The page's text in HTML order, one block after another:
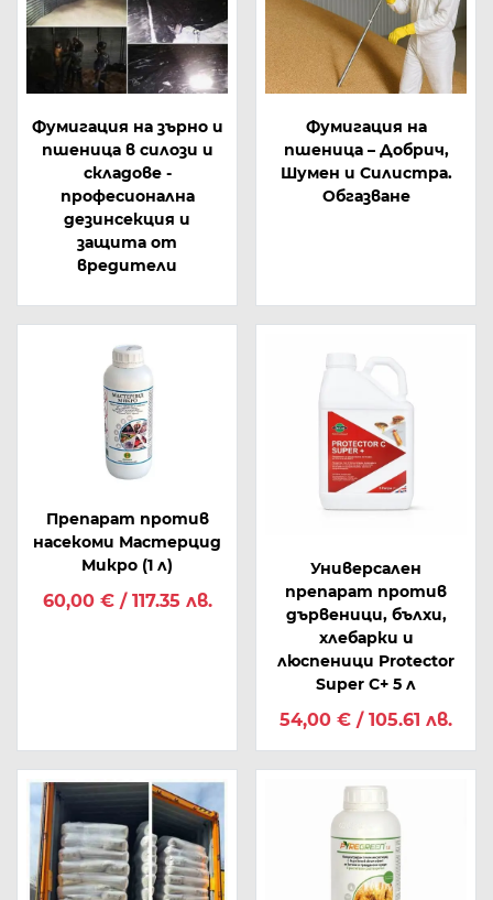
Фумигация на зърно и
пшеница в силози и
складове -
професионална
дезинсекция и
защита от
вредители
Фумигация на
пшеница – Добрич,
Шумен и Силистра.
Обгазване
Препарат против
насекоми Мастерцид
Микро (1 л)
60,00 € / 117.35 лв.
Универсален
препарат против
дървеници, бълхи,
хлебарки и
люспеници Protector
Super C+ 5 л
54,00 € / 105.61 лв.